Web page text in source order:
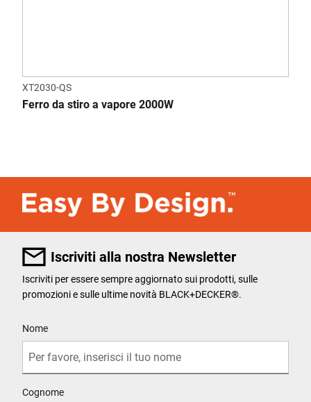
XT2030-QS
Ferro da stiro a vapore 2000W
Iscriviti alla nostra Newsletter
Iscriviti per essere sempre aggiornato sui prodotti, sulle
promozioni e sulle ultime novità BLACK+DECKER®.
Nome
Cognome